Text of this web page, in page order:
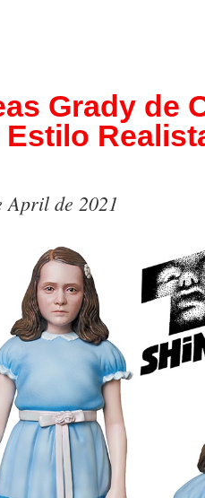
Grady de
April de 2021